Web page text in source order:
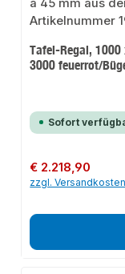
Tafel-Regal, 1000
3000 feuerrot/
Sofort
Regulärer Preis:
€ 2.218,90
zzgl.